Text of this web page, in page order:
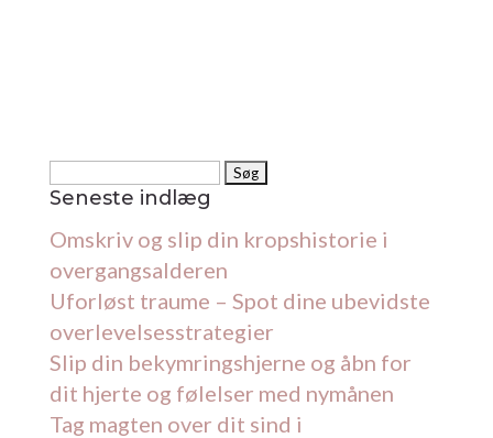
Søg
efter:
Seneste indlæg
Omskriv og slip din kropshistorie i
overgangsalderen
Uforløst traume – Spot dine ubevidste
overlevelsesstrategier
Slip din bekymringshjerne og åbn for
dit hjerte og følelser med nymånen
Tag magten over dit sind i